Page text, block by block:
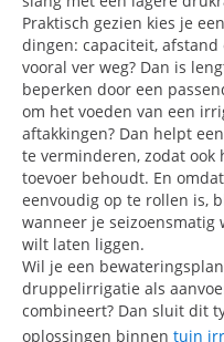
Praktisch gezien kies je
dingen: capaciteit,
vooral ver weg? Dan is
beperken door een
om het voeden van een
aftakkingen? Dan helpt
te verminderen, zodat ook
toevoer behoudt. En
eenvoudig op te rollen is,
wanneer je
wilt laten liggen.
Wil je een
druppelirrigatie als
combineert? Dan sluit dit
oplossingen binnen tuin